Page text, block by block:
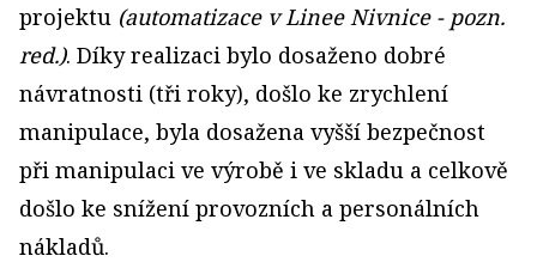
projektu (automatizace v Linee Nivnice - pozn.
red.). Díky realizaci bylo dosaženo dobré
návratnosti (tři roky), došlo ke zrychlení
manipulace, byla dosažena vyšší bezpečnost
při manipulaci ve výrobě i ve skladu a celkově
došlo ke snížení provozních a personálních
nákladů.